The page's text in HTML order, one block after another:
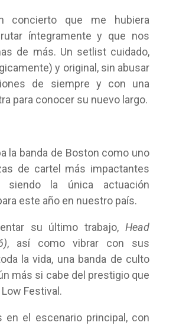
concierto que me hubiera
íntegramente y que nos
de más. Un setlist cuidado,
y original, sin abusar
de siempre y con una
para conocer su nuevo largo.
la banda de Boston como uno
de cartel más impactantes
siendo la única actuación
este año en nuestro país.
su último trabajo,Head
, así como vibrar con sus
la vida, una banda de culto
más si cabe del prestigio que
Festival.
en el escenario principal, con